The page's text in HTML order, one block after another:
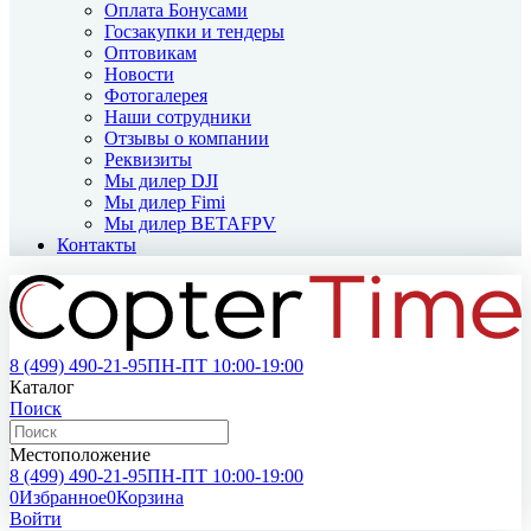
Оплата Бонусами
Госзакупки и тендеры
Оптовикам
Новости
Фотогалерея
Наши сотрудники
Отзывы о компании
Реквизиты
Мы дилер DJI
Мы дилер Fimi
Мы дилер BETAFPV
Контакты
8 (499) 490-21-95ПН-ПТ 10:00-19:00
Каталог
Поиск
Местоположение
8 (499) 490-21-95ПН-ПТ 10:00-19:00
0Избранное0Корзина
Войти